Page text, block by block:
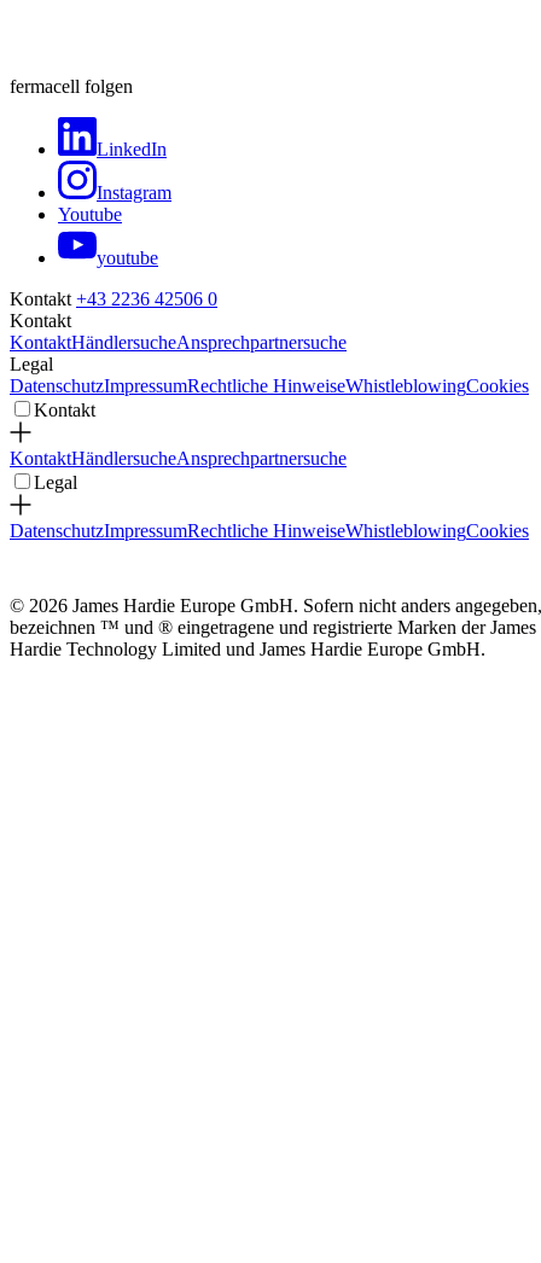
fermacell folgen
LinkedIn
Instagram
Youtube
youtube
Kontakt+43 2236 42506 0
Kontakt
KontaktHändlersucheAnsprechpartnersuche
Legal
DatenschutzImpressumRechtliche HinweiseWhistleblowingCookies
Kontakt
KontaktHändlersucheAnsprechpartnersuche
Legal
DatenschutzImpressumRechtliche HinweiseWhistleblowingCookies
© 2026 James Hardie Europe GmbH. Sofern nicht anders angegeben,
bezeichnen ™ und ® eingetragene und registrierte Marken der James
Hardie Technology Limited und James Hardie Europe GmbH.